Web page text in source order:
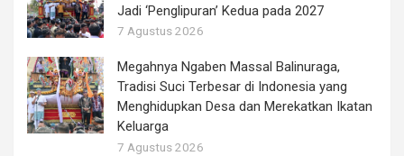
Jadi ‘Penglipuran’ Kedua pada 2027
7 Agustus 2026
Megahnya Ngaben Massal Balinuraga,
Tradisi Suci Terbesar di Indonesia yang
Menghidupkan Desa dan Merekatkan Ikatan
Keluarga
7 Agustus 2026